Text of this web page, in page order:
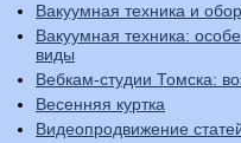
Вакуумная техника и
Вакуумная техника:
виды
Вебкам-студии Томска:
Весенняя куртка
Видеопродвижение